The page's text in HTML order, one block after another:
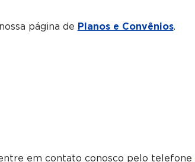
página de Planos e Convênios.
em contato conosco pelo telefone